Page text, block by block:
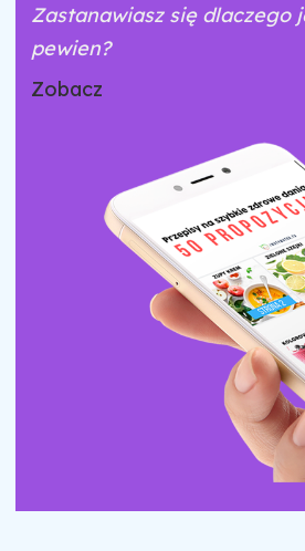
Zastanawiasz się dlaczego
pewien?
Zobacz